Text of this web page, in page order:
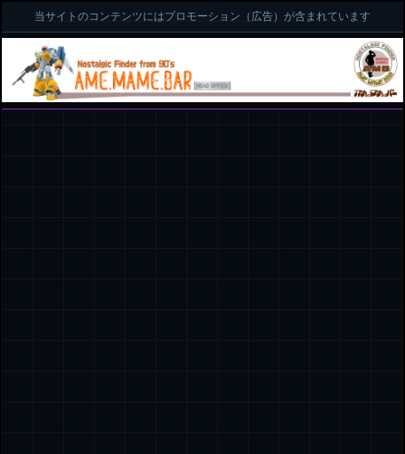
当サイトのコンテンツにはプロモーション（広告）が含まれています